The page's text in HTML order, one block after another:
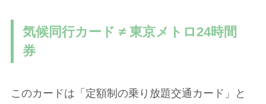
気候同行カード ≠ 東京メトロ24時間
券
このカードは「定額制の乗り放題交通カード」と